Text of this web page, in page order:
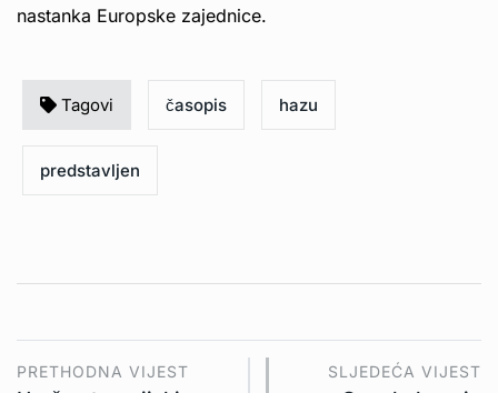
nastanka Europske zajednice.
Tagovi časopis hazu
predstavljen
PRETHODNA VIJEST SLJEDEĆA VIJEST